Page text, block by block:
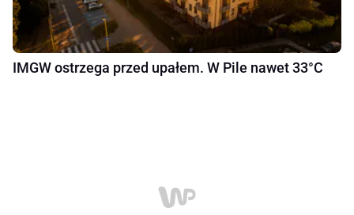
IMGW ostrzega przed upałem. W Pile nawet 33°C